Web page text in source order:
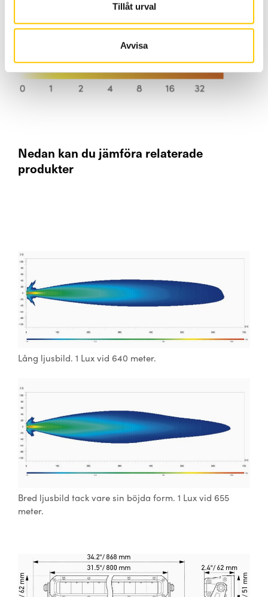
Tillåt urval
Avvisa
Se hur ljuset fördelas på vägbanan.
Nedan kan du jämföra relaterade
produkter
Lång ljusbild. 1 Lux vid 640 meter.
Bred ljusbild tack vare sin böjda form. 1 Lux vid 655
meter.